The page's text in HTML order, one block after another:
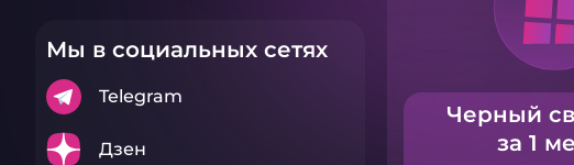
Мы в социальных сетях
Telegram
Дзен
Черный
за 1